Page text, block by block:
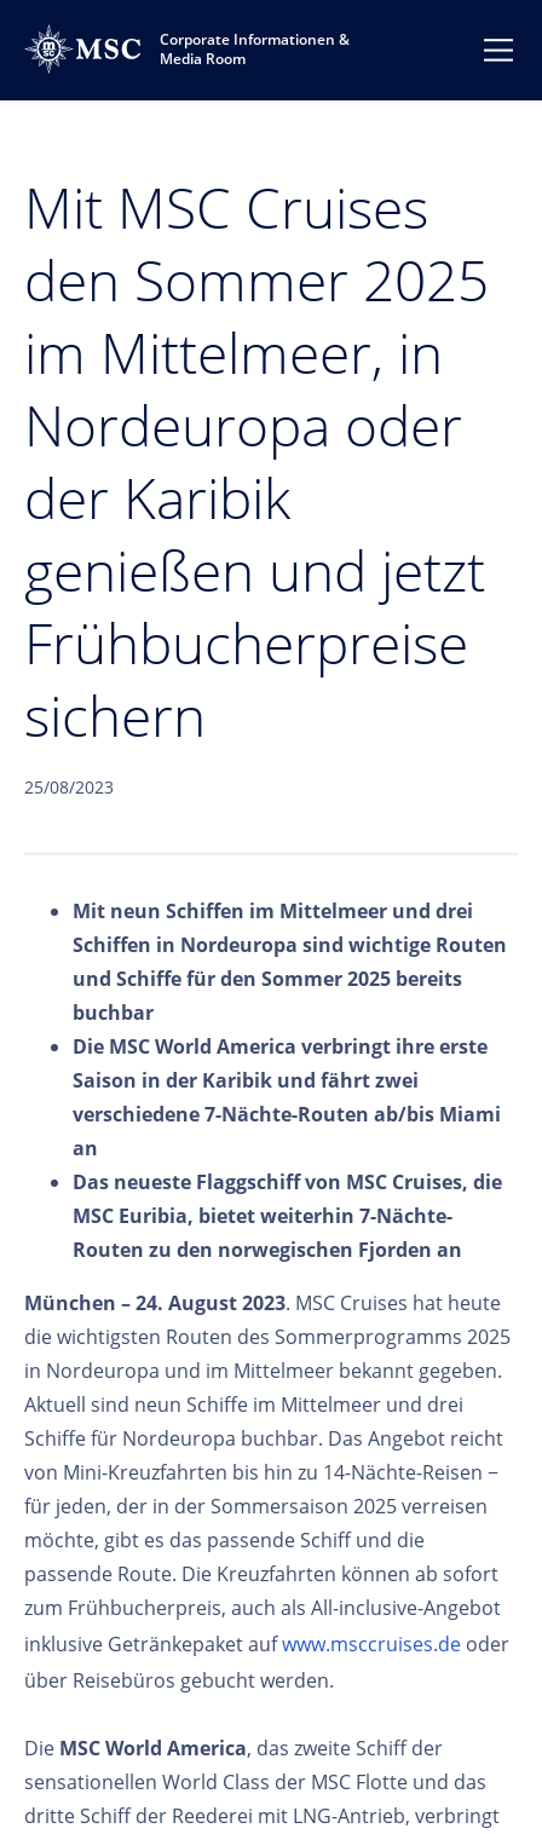
Corporate Informationen &
Media Room
Mit MSC Cruises
den Sommer 2025
im Mittelmeer, in
Nordeuropa oder
der Karibik
genießen und jetzt
Frühbucherpreise
sichern
25/08/2023
Mit neun Schiffen im Mittelmeer und drei
Schiffen in Nordeuropa sind wichtige Routen
und Schiffe für den Sommer 2025 bereits
buchbar
Die MSC World America verbringt ihre erste
Saison in der Karibik und fährt zwei
verschiedene 7-Nächte-Routen ab/bis Miami
an
Das neueste Flaggschiff von MSC Cruises, die
MSC Euribia, bietet weiterhin 7-Nächte-
Routen zu den norwegischen Fjorden an
München – 24. August 2023. MSC Cruises hat heute
die wichtigsten Routen des Sommerprogramms 2025
in Nordeuropa und im Mittelmeer bekannt gegeben.
Aktuell sind neun Schiffe im Mittelmeer und drei
Schiffe für Nordeuropa buchbar. Das Angebot reicht
von Mini-Kreuzfahrten bis hin zu 14-Nächte-Reisen −
für jeden, der in der Sommersaison 2025 verreisen
möchte, gibt es das passende Schiff und die
passende Route. Die Kreuzfahrten können ab sofort
zum Frühbucherpreis, auch als All-inclusive-Angebot
inklusive Getränkepaket aufwww.msccruises.de oder
über Reisebüros gebucht werden.
Die MSC World America, das zweite Schiff der
sensationellen World Class der MSC Flotte und das
dritte Schiff der Reederei mit LNG-Antrieb, verbringt